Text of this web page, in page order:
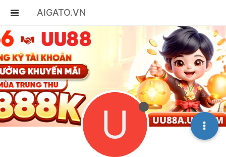
AIGATO.VN
U